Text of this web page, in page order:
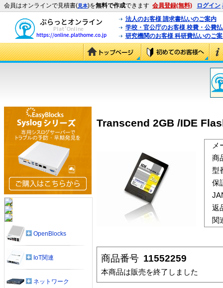
会員はオンラインで見積書(見本)を無料で作成できます 会員登録(無料) ログイン
法人のお客様 請求書払いのご案内
学校・官公庁のお客様 校費・公費
研究機関のお客様 科研費払いのご
Transcend 2GB /IDE
メ
商
型
保
返
関
商品番号 11552259
本商品は販売を終了しました
OpenBlocks
IoT関連
ネットワーク